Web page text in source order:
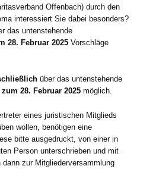
Offenbach) durch den
interessiert Sie dabei besonders?
das untenstehende
28. Februar 2025 Vorschläge
über das untenstehende
zum 28. Februar 2025 möglich.
eines juristischen Mitglieds
wollen, benötigen eine
bitte ausgedruckt, von einer in
Person unterschrieben und mit
zur Mitgliederversammlung